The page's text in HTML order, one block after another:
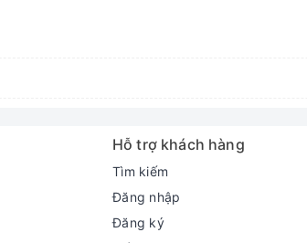
Hỗ trợ khách hàng
Tìm kiếm
Đăng nhập
Đăng ký